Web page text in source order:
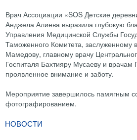
Врач Ассоциации «SOS Детские
Анджела Алиева выразила глубокую
Управления Медицинской Службы
Таможенного Комитета, заслуженному
Мамедову, главному врачу
Госпиталя Бахтияру Мусаеву и врачам
проявленное внимание и заботу.
Мероприятие завершилось памягным
фотографированием.
НОВОСТИ